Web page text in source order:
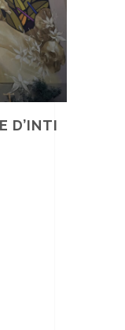
D’INTI